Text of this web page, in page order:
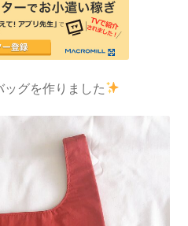
グを作りました